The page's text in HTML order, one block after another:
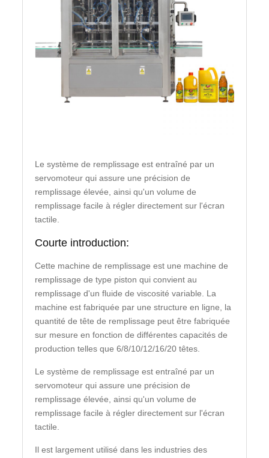
Le système de remplissage est entraîné par un
servomoteur qui assure une précision de
remplissage élevée, ainsi qu'un volume de
remplissage facile à régler directement sur l'écran
tactile.
Courte introduction:
Cette machine de remplissage est une machine de
remplissage de type piston qui convient au
remplissage d'un fluide de viscosité variable. La
machine est fabriquée par une structure en ligne, la
quantité de tête de remplissage peut être fabriquée
sur mesure en fonction de différentes capacités de
production telles que 6/8/10/12/16/20 têtes.
Le système de remplissage est entraîné par un
servomoteur qui assure une précision de
remplissage élevée, ainsi qu'un volume de
remplissage facile à régler directement sur l'écran
tactile.
Il est largement utilisé dans les industries des